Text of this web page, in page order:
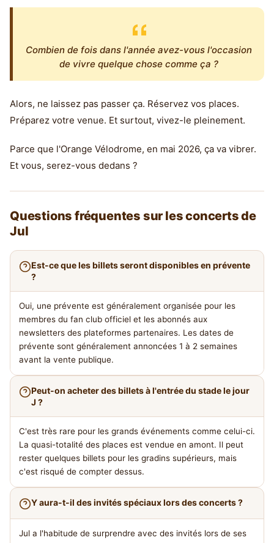
Combien de fois dans l'année avez-vous l'occasion
de vivre quelque chose comme ça ?
Alors, ne laissez pas passer ça. Réservez vos places.
Préparez votre venue. Et surtout, vivez-le pleinement.
Parce que l'Orange Vélodrome, en mai 2026, ça va vibrer.
Et vous, serez-vous dedans ?
Questions fréquentes sur les concerts de
Jul
Est-ce que les billets seront disponibles en prévente
?
Oui, une prévente est généralement organisée pour les
membres du fan club officiel et les abonnés aux
newsletters des plateformes partenaires. Les dates de
prévente sont généralement annoncées 1 à 2 semaines
avant la vente publique.
Peut-on acheter des billets à l'entrée du stade le jour
J ?
C'est très rare pour les grands événements comme celui-ci.
La quasi-totalité des places est vendue en amont. Il peut
rester quelques billets pour les gradins supérieurs, mais
c'est risqué de compter dessus.
Y aura-t-il des invités spéciaux lors des concerts ?
Jul a l'habitude de surprendre avec des invités lors de ses